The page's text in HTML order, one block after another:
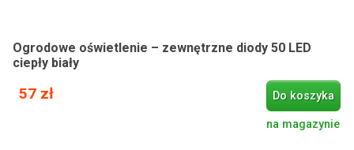
Ogrodowe oświetlenie – zewnętrzne diody 50 LED
ciepły biały
57 zł Do koszyka
na magazynie